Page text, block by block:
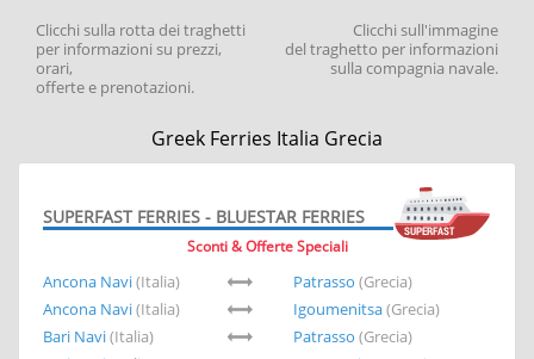
Clicchi sulla rotta dei traghetti
per informazioni su prezzi,
orari,
offerte e prenotazioni.
Clicchi sull'immagine
del traghetto per informazioni
sulla compagnia navale.
Greek Ferries Italia Grecia
SUPERFAST FERRIES - BLUESTAR FERRIES
Sconti & Offerte Speciali
Ancona Navi(Italia) Patrasso (Grecia)
Ancona Navi(Italia) Igoumenitsa(Grecia)
Bari Navi(Italia) Patrasso (Grecia)